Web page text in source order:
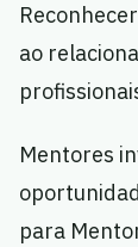
ao
Mentores
para